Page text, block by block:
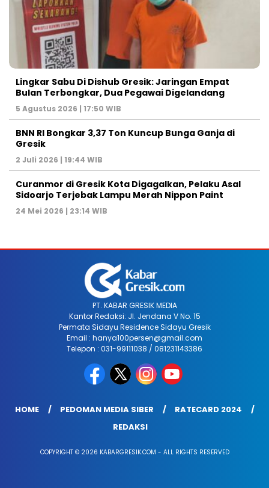
Lingkar Sabu Di Dishub Gresik: Jaringan Empat
Bulan Terbongkar, Dua Pegawai Digelandang
5 Agustus 2026 | 17:50 WIB
BNN RI Bongkar 3,37 Ton Kuncup Bunga Ganja di
Gresik
2 Juli 2026 | 19:44 WIB
Curanmor di Gresik Kota Digagalkan, Pelaku Asal
Sidoarjo Terjebak Lampu Merah Nippon Paint
24 Mei 2026 | 23:14 WIB
PT. KABAR GRESIK MEDIA
Kantor Redaksi: Jl. Jendana V No. 15
Permata Sidayu Residence Sidayu Gresik
Email : hanya100persen@gmail.com
Telepon : 031-99111038 / 081231143386
HOME PEDOMAN MEDIA SIBER
RATECARD 2024
REDAKSI
COPYRIGHT © 2026 KABARGRESIK.COM - ALL RIGHTS RESERVED